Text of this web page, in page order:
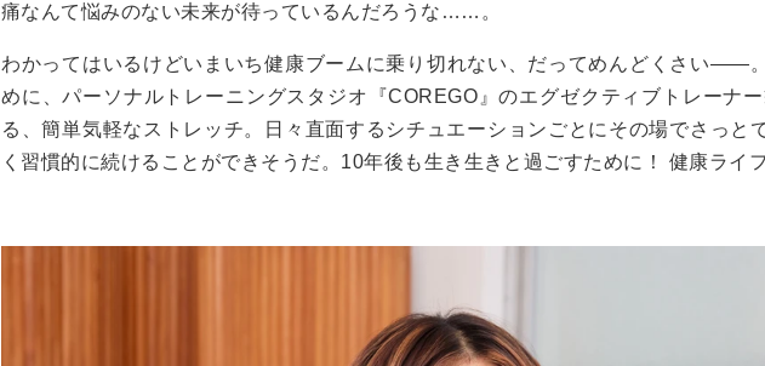
痛なんて悩みのない未来が待っているんだろうな……。
わかってはいるけどいまいち健康ブームに乗り切れない、だってめんどくさい――
めに、パーソナルトレーニングスタジオ『COREGO』のエグゼクティブトレーナ
る、簡単気軽なストレッチ。日々直面するシチュエーションごとにその場でさっと
く習慣的に続けることができそうだ。10年後も生き生きと過ごすために！ 健康ライ